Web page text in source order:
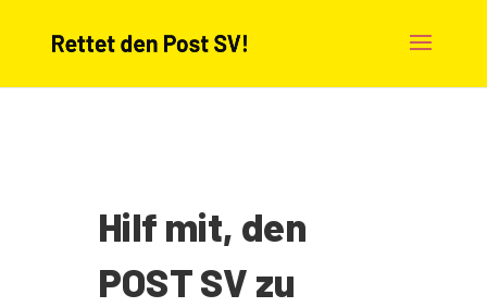
Hilf mit, den
POST SV zu